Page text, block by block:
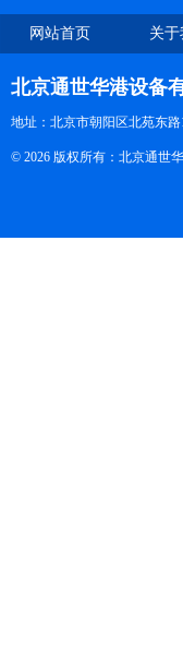
网站首页 关
北京通世华港设备
地址：北京市朝阳区北苑东路
© 2026 版权所有：北京通世